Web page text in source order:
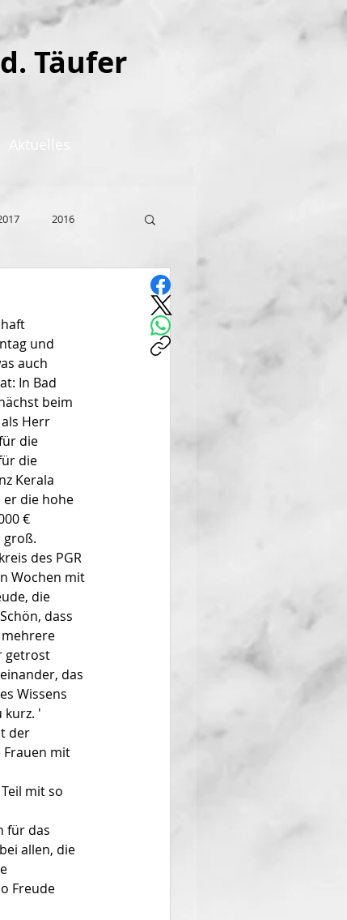
Täufer
2016
und
auch
In Bad
beim
Herr
die
die
Kerala
er die hohe
€
groß.
des PGR
Wochen mit
die
dass
mehrere
getrost
das
Wissens
kurz. '
der
Frauen mit
mit so
für das
allen, die
Freude